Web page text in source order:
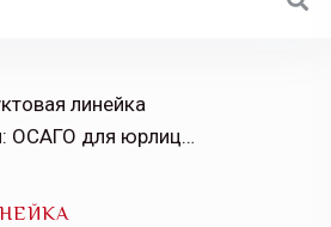
линейка
/ Удобство во всем: ОСАГО для юрлиц от «АльфаСтрахование» теперь можно оформить полностью онлайн